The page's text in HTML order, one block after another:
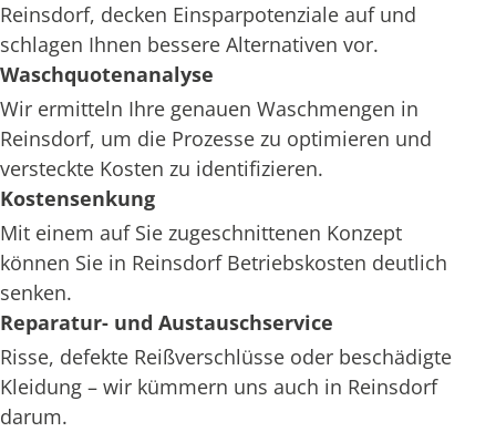
Reinsdorf, decken Einsparpotenziale auf und
schlagen Ihnen bessere Alternativen vor.
Waschquotenanalyse
Wir ermitteln Ihre genauen Waschmengen in
Reinsdorf, um die Prozesse zu optimieren und
versteckte Kosten zu identifizieren.
Kostensenkung
Mit einem auf Sie zugeschnittenen Konzept
können Sie in Reinsdorf Betriebskosten deutlich
senken.
Reparatur- und Austauschservice
Risse, defekte Reißverschlüsse oder beschädigte
Kleidung – wir kümmern uns auch in Reinsdorf
darum.